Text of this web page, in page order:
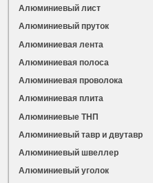
Алюминиевый лист
Алюминиевый пруток
Алюминиевая лента
Алюминиевая полоса
Алюминиевая проволока
Алюминиевая плита
Алюминиевые ТНП
Алюминиевый тавр и двутавр
Алюминиевый швеллер
Алюминиевый уголок